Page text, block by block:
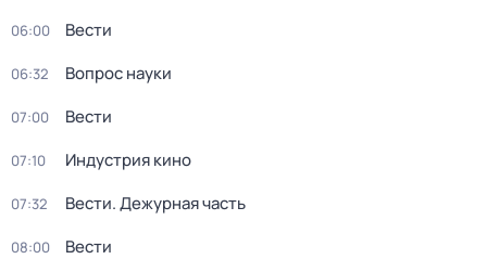
06:00 Вести
06:32 Вопрос науки
07:00 Вести
07:10 Индустрия кино
07:32 Вести. Дежурная часть
08:00 Вести